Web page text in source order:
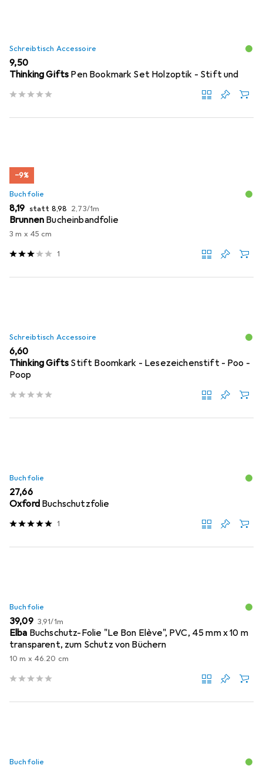
Schreibtisch Accessoire
EUR
9,50
Thinking Gifts Pen Bookmark Set Holzoptik - Stift und
−9%
Buchfolie
EUR
8,19 statt EUR
8,98 EUR
2,73/1m
Brunnen Bucheinbandfolie
3 m x 45 cm
1
Schreibtisch Accessoire
EUR
6,60
Thinking Gifts Stift Boomkark - Lesezeichenstift - Poo -
Poop
Buchfolie
EUR
27,66
Oxford Buchschutzfolie
1
Buchfolie
EUR
39,09 EUR
3,91/1m
Elba Buchschutz-Folie "Le Bon Elève", PVC, 45 mm x 10 m
transparent, zum Schutz von Büchern
10 m x 46.20 cm
Buchfolie